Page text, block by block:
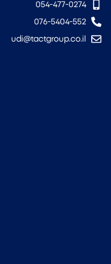
054-477-0274‎
076-5404-552
udi@tactgroup.co.il